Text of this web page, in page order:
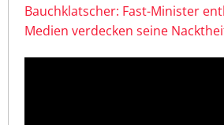
Bauchklatscher: Fast-Minister
Medien verdecken seine